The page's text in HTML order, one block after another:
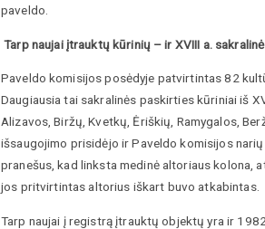
paveldo.
Tarp naujai įtrauktų kūrinių – ir XVIII a.
Paveldo komisijos posėdyje patvirtintas 82
Daugiausia tai sakralinės paskirties kūriniai iš
Alizavos, Biržų, Kvetkų, Ėriškių, Ramygalos,
išsaugojimo prisidėjo ir Paveldo komisijos
pranešus, kad linksta medinė altoriaus kolona,
jos pritvirtintas altorius iškart buvo atkabintas.
Tarp naujai į registrą įtrauktų objektų yra ir